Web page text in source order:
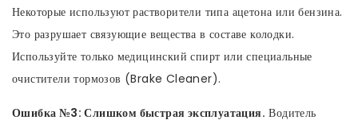
Некоторые используют растворители типа ацетона или бензина.
Это разрушает связующие вещества в составе колодки.
Используйте только медицинский спирт или специальные
очистители тормозов (Brake Cleaner).
Ошибка №3: Слишком быстрая эксплуатация. Водитель